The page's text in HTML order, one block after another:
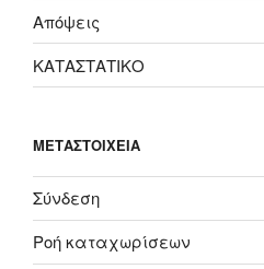
Απόψεις
ΚΑΤΑΣΤΑΤΙΚΟ
ΜΕΤΑΣΤΟΙΧΕΊΑ
Σύνδεση
Ροή καταχωρίσεων